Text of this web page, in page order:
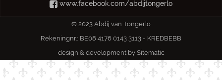
www.facebook.com/abdijtongerlo
© 2023 Abdij van Tongerlo
Rekeningnr.: BE08 4176 0143 3113 - KREDBEBB
design & development by Sitematic